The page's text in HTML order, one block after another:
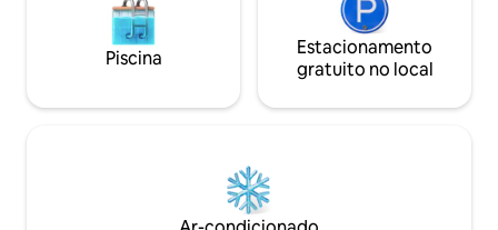
Piscina
Estacionamento
gratuito no local